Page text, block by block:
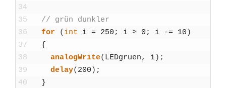
34
35
36
37
38
39
40
// grün dunk­ler
for
( int i = 250 ; i > 0 ; i -= 10 )
{
ana­log­Wri­te( LED­gruen, i) ;
delay( 200 ) ;
}